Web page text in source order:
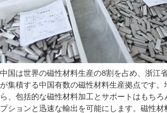
中国は世界の磁性材料生産の8割を占め、浙江
が集積する中国有数の磁性材料生産拠点です
ら、包括的な磁性材料加工とサポートはもち
プションと迅速な輸出を可能にします。磁性